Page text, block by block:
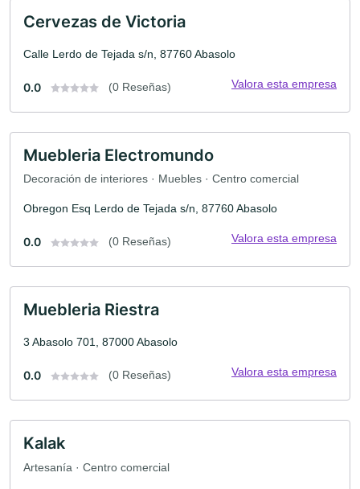
Cervezas de Victoria
Calle Lerdo de Tejada s/n, 87760 Abasolo
0.0 (0 Reseñas) Valora esta empresa
Muebleria Electromundo
Decoración de interiores · Muebles · Centro comercial
Obregon Esq Lerdo de Tejada s/n, 87760 Abasolo
0.0 (0 Reseñas) Valora esta empresa
Muebleria Riestra
3 Abasolo 701, 87000 Abasolo
0.0 (0 Reseñas) Valora esta empresa
Kalak
Artesanía · Centro comercial